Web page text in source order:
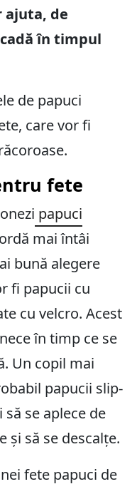
ajuta, de
în timpul
de papuci
care vor fi
fete
papuci
mai întâi
bună alegere
fi papucii cu
cu velcro. Acest
în timp ce se
Un copil mai
papucii slip-
se aplece de
și să se descalțe.
fete papuci de